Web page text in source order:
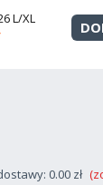
L/XL
0.00 zł